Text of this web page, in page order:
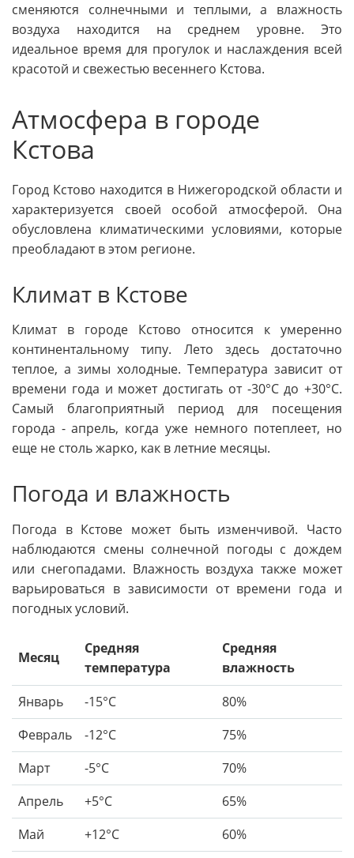
сменяются солнечными и теплыми, а влажность
воздуха находится на среднем уровне. Это
идеальное время для прогулок и наслаждения всей
красотой и свежестью весеннего Кстова.
Атмосфера в городе
Кстова
Город Кстово находится в Нижегородской области и
характеризуется своей особой атмосферой. Она
обусловлена климатическими условиями, которые
преобладают в этом регионе.
Климат в Кстове
Климат в городе Кстово относится к умеренно
континентальному типу. Лето здесь достаточно
теплое, а зимы холодные. Температура зависит от
времени года и может достигать от -30°C до +30°C.
Самый благоприятный период для посещения
города - апрель, когда уже немного потеплеет, но
еще не столь жарко, как в летние месяцы.
Погода и влажность
Погода в Кстове может быть изменчивой. Часто
наблюдаются смены солнечной погоды с дождем
или снегопадами. Влажность воздуха также может
варьироваться в зависимости от времени года и
погодных условий.
Месяц
Средняя
температура
Средняя
влажность
Январь
-15°C
80%
Февраль
-12°C
75%
Март
-5°C
70%
Апрель
+5°C
65%
Май
+12°C
60%